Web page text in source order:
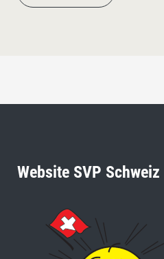
Website SVP Schweiz